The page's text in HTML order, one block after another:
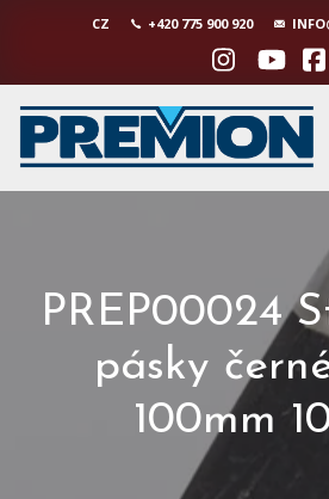
CZ +420 775 900 920
PREP00024
pásky
100mm